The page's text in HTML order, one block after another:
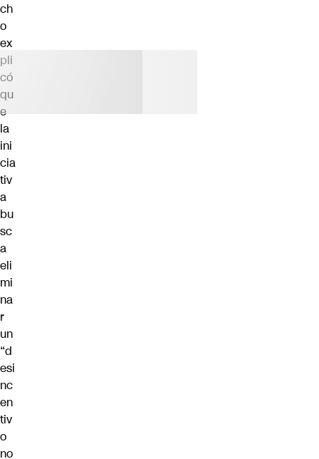
ch
o
ex
pli
có
qu
e
la
ini
cia
tiv
a
bu
sc
a
eli
mi
na
r
un
“d
esi
nc
en
tiv
o
no